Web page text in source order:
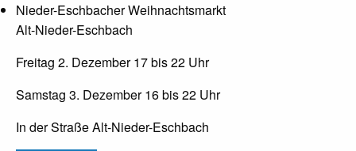
Nieder-Eschbacher Weihnachtsmarkt
Alt-Nieder-Eschbach
Freitag 2. Dezember 17 bis 22 Uhr
Samstag 3. Dezember 16 bis 22 Uhr
In der Straße Alt-Nieder-Eschbach